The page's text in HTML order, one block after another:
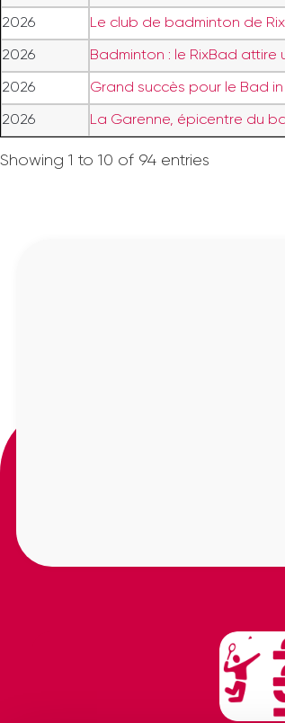
2026 Le club de badminton de
2026 Badminton : le RixBad
2026 Grand succès pour le Bad
2026 La Garenne, épicentre du
Showing 1 to 10 of 94 entries